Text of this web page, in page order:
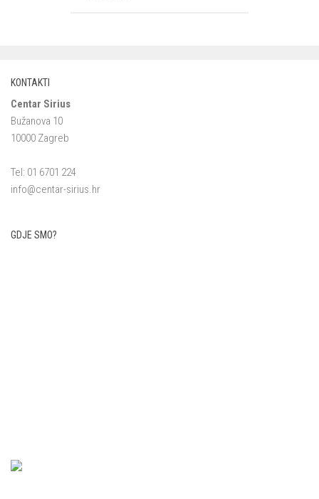
KONTAKTI
Centar Sirius
Bužanova 10
10000 Zagreb
Tel: 01 6701 224
info@centar-sirius.hr
GDJE SMO?